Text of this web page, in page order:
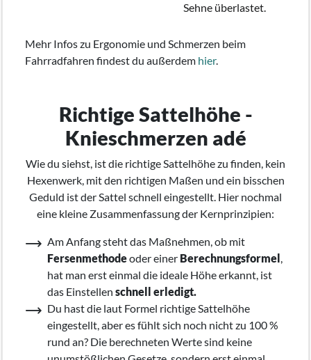
Sehne überlastet.
Mehr Infos zu Ergonomie und Schmerzen beim
Fahrradfahren findest du außerdem hier.
Richtige Sattelhöhe -
Knieschmerzen adé
Wie du siehst, ist die richtige Sattelhöhe zu finden, kein
Hexenwerk, mit den richtigen Maßen und ein bisschen
Geduld ist der Sattel schnell eingestellt. Hier nochmal
eine kleine Zusammenfassung der Kernprinzipien:
Am Anfang steht das Maßnehmen, ob mit
Fersenmethodeoder einer Berechnungsformel ,
hat man erst einmal die ideale Höhe erkannt, ist
das Einstellen schnell erledigt.
Du hast die laut Formel richtige Sattelhöhe
eingestellt, aber es fühlt sich noch nicht zu 100 %
rund an? Die berechneten Werte sind keine